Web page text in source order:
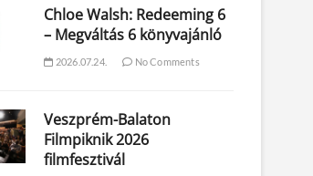
Chloe Walsh: Redeeming 6
– Megváltás 6 könyvajánló
2026.07.24. No Comments
Veszprém-Balaton
Filmpiknik 2026
filmfesztivál